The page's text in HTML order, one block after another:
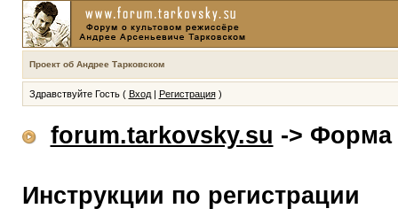
Проект об Андрее Тарковском
Здравствуйте Гость ( Вход| Регистрация)
forum.tarkovsky.su -> Форма
Инструкции по регистрации